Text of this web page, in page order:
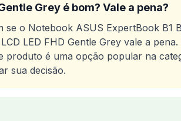
Grey é bom? Vale a pena?
se o Notebook ASUS ExpertBook B1
LED FHD Gentle Grey vale a pena.
produto é uma opção popular na
sua decisão.